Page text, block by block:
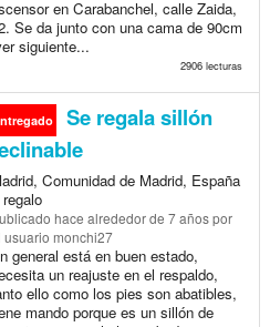
en Carabanchel, calle Zaida,
Se da junto con una cama de 90cm
siguiente...
2906 lecturas
Se regala sillón
Comunidad de Madrid, España
hace alrededor de 7 añospor
usuario monchi27
general está en buen estado,
un reajuste en el respaldo,
ello como los pies son abatibles,
mando porque es un sillón de